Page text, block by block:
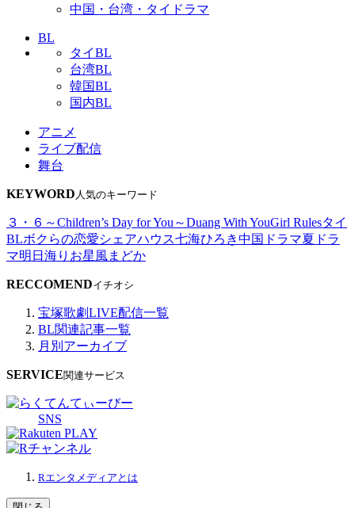
中国・台湾・タイドラマ
BL
タイBL
台湾BL
韓国BL
国内BL
アニメ
ライブ配信
舞台
KEYWORD 人気のキーワード
３・６～Children’s Day for You～Duang With YouGirl Rulesタイ
BLボクらの恋愛シェアハウス七海ひろき中国ドラマ夏ドラ
マ明日海りお星風まどか
RECCOMENDイチオシ
宝塚歌劇LIVE配信一覧
BL関連記事一覧
月別アーカイブ
SERVICE関連サービス
SNS
Rエンタメディアとは